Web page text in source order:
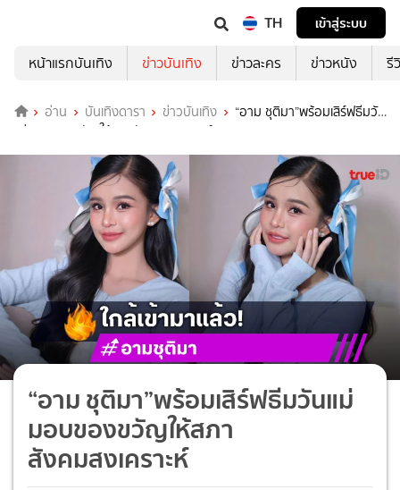
TH
เข้าสู่ระบบ
หน้าแรกบันเทิง
ข่าวบันเทิง ข่าวละคร ข่าวหนัง รี
อ่าน บันเทิงดารา ข่าวบันเทิง
“อาม ชุติมา”พร้อมเสิร์ฟธีมวัน
แม่มอบของขวัญให้สภาสังคมสงเคราะห์
“อาม ชุติมา”พร้อมเสิร์ฟธีมวันแม่
มอบของขวัญให้สภา
สังคมสงเคราะห์